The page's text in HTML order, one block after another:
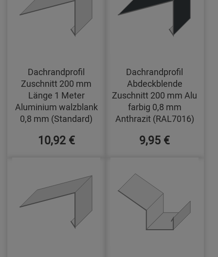
Dachrandprofil
Zuschnitt 200 mm
Länge 1 Meter
Aluminium walzblank
0,8 mm (Standard)
10,92 €
Dachrandprofil
Abdeckblende
Zuschnitt 200 mm Alu
farbig 0,8 mm
Anthrazit (RAL7016)
9,95 €